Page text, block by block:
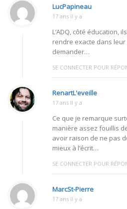
LucPapineau
17 ans Il y a
L’ADQ, côté éducation,
rendre exacte dans leur
demander…
SE CONNECTER POUR
RenartL'eveille
17 ans Il y a
Ce que je remarque
manière assez fouillis
avoir raison de ne pas
mieux à l’écrit…
SE CONNECTER POUR
MarcSt-Pierre
17 ans Il y a